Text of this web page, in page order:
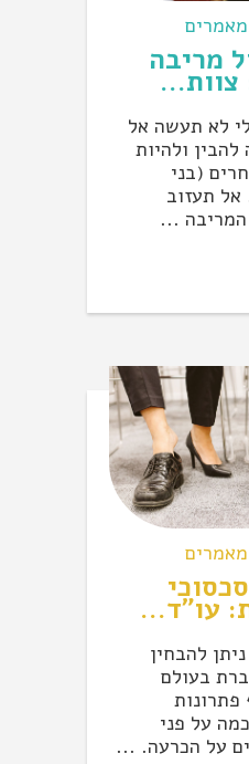
מריבה
לא תעשה אל
ולהיות
(בני
תעזוב
...
עו"ד...
להבחין
בעולם
על פני
על הכרעה. ...